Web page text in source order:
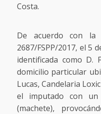
Costa.
De acuerdo con la
2687/FSPP/2017, el 5
identificada como D.
domicilio particular
Lucas, Candelaria
el imputado con un
(machete),